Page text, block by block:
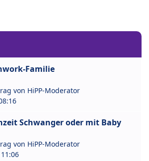
Familie
von HiPP-Moderator
Schwanger oder mit Baby
von HiPP-Moderator